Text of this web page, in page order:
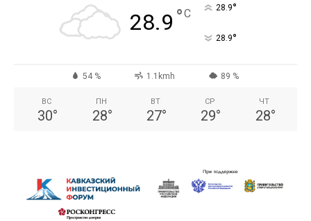
28.9 °C 28.9°
28.9°
54 % 1.1kmh 89 %
ВС
30°
ПН
28°
ВТ
27°
СР
29°
ЧТ
28°